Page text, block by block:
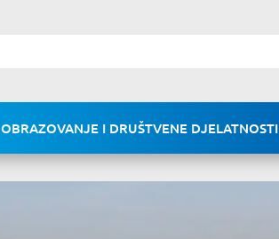
OBRAZOVANJE I DRUŠTVENE DJELATNOSTI